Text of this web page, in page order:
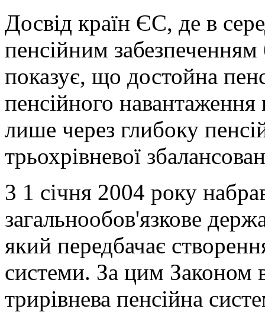
Досвід країн ЄС, де в
пенсійним
показує, що достойна
пенсійного
лише через глибоку
трьохрівневої
3 1 січня 2004 року
загальнообов'язкове
який передбачає
системи. За цим Законом
трирівнева пенсійна